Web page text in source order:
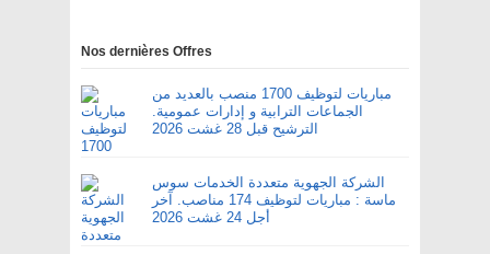
Nos dernières Offres
مباريات لتوظيف 1700 منصب بالعديد من
الجماعات الترابية و إدارات عمومية.
الترشيح قبل 28 غشت 2026
الشركة الجهوية متعددة الخدمات سوس
ماسة : مباريات لتوظيف 174 مناصب. آخر
أجل 24 غشت 2026